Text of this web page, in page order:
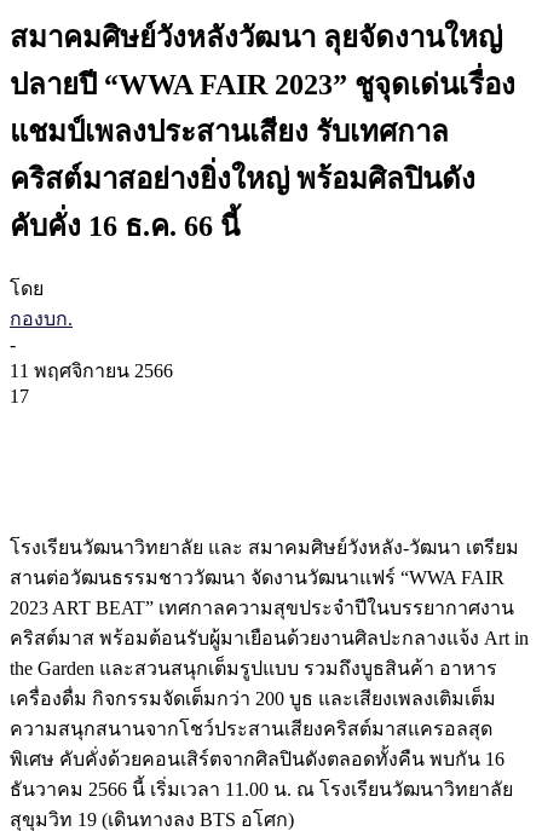
สมาคมศิษย์วังหลังวัฒนา ลุยจัดงานใหญ่
ปลายปี “WWA FAIR 2023” ชูจุดเด่นเรื่อง
แชมป์เพลงประสานเสียง รับเทศกาล
คริสต์มาสอย่างยิ่งใหญ่ พร้อมศิลปินดัง
คับคั่ง 16 ธ.ค. 66 นี้
โดย
กองบก.
-
11 พฤศจิกายน 2566
17
โรงเรียนวัฒนาวิทยาลัย และ สมาคมศิษย์วังหลัง-วัฒนา เตรียม
สานต่อวัฒนธรรมชาววัฒนา จัดงานวัฒนาแฟร์ “WWA FAIR
2023 ART BEAT” เทศกาลความสุขประจำปีในบรรยากาศงาน
คริสต์มาส พร้อมต้อนรับผู้มาเยือนด้วยงานศิลปะกลางแจ้ง Art in
the Garden และสวนสนุกเต็มรูปแบบ รวมถึงบูธสินค้า อาหาร
เครื่องดื่ม กิจกรรมจัดเต็มกว่า 200 บูธ และเสียงเพลงเติมเต็ม
ความสนุกสนานจากโชว์ประสานเสียงคริสต์มาสแครอลสุด
พิเศษ คับคั่งด้วยคอนเสิร์ตจากศิลปินดังตลอดทั้งคืน พบกัน 16
ธันวาคม 2566 นี้ เริ่มเวลา 11.00 น. ณ โรงเรียนวัฒนาวิทยาลัย
สุขุมวิท 19 (เดินทางลง BTS อโศก)